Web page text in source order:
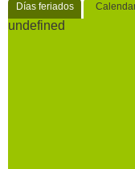
Días feriados
undefined